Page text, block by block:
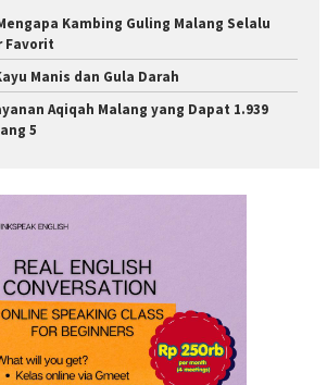
Kambing Guling Malang Selalu
Favorit
Manis dan Gula Darah
Aqiqah Malang yang Dapat 1.939
5